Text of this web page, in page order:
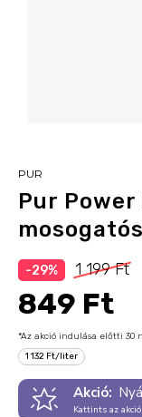
PUR
Pur
-29% 1 199 Ft
849 Ft
*Az akció indulása előtti 30
1 132 Ft/liter
Akció:
Kattints az